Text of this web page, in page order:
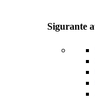
Sigurante